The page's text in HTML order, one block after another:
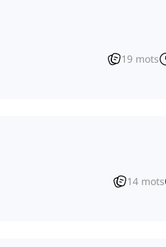
19 mots
14 mots